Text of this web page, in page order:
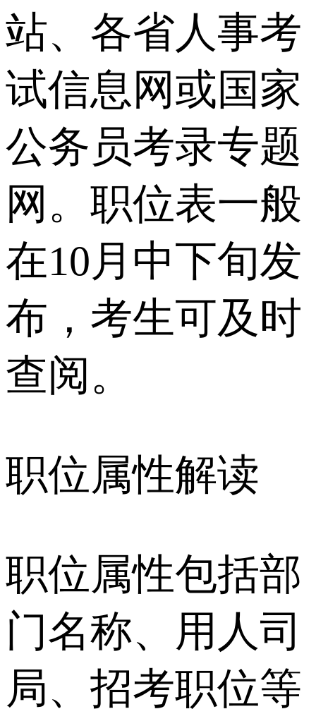
站、各省人事考
试信息网或国家
公务员考录专题
网。职位表一般
在10月中下旬发
布，考生可及时
查阅。
职位属性解读
职位属性包括部
门名称、用人司
局、招考职位等